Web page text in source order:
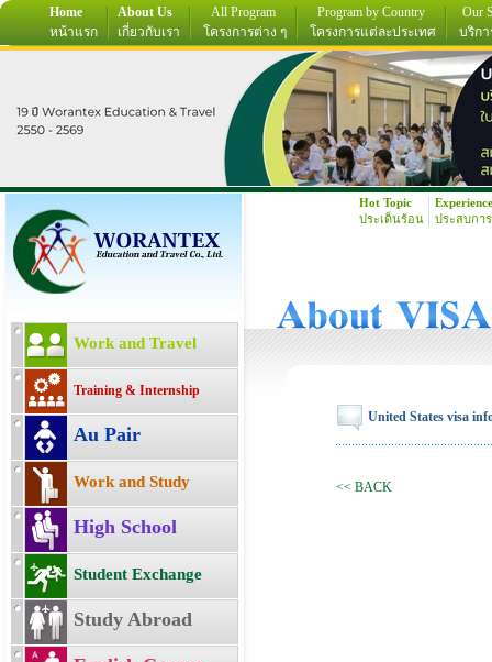
Home
หน้าแรก
About Us
เกี่ยวกับเรา
All Program
โครงการต่าง ๆ
Program by Country
โครงการแต่ละประเทศ
Our
บริกา
Work and Travel
Training & Internship
Au Pair
Work and Study
High School
Student Exchange
Study Abroad
Hot Topic
ประเด็นร้อน
Experience
ประสบกา
United States visa
<< BACK